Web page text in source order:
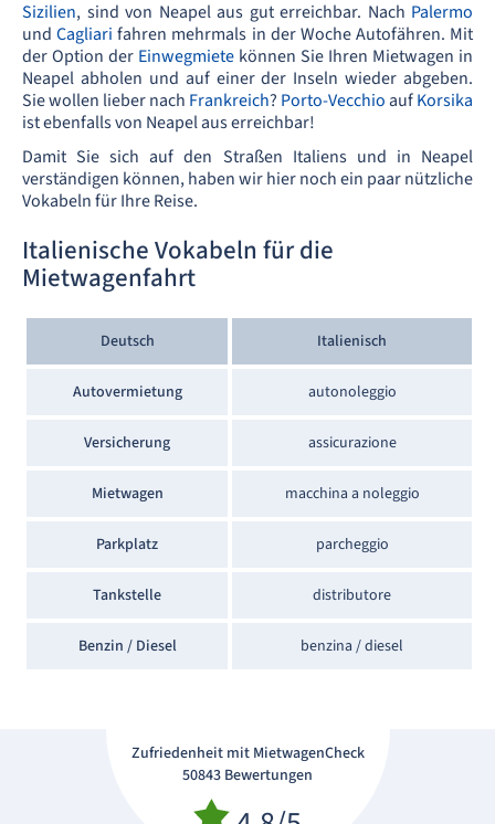
Sizilien, sind von Neapel aus gut erreichbar. Nach Palermo
undCagliari fahren mehrmals in der Woche Autofähren. Mit
der Option der Einwegmiete können Sie Ihren Mietwagen in
Neapel abholen und auf einer der Inseln wieder abgeben.
Sie wollen lieber nach Frankreich? Porto-VecchioaufKorsika
ist ebenfalls von Neapel aus erreichbar!
Damit Sie sich auf den Straßen Italiens und in Neapel
verständigen können, haben wir hier noch ein paar nützliche
Vokabeln für Ihre Reise.
Italienische Vokabeln für die
Mietwagenfahrt
Deutsch Italienisch
Autovermietung autonoleggio
Versicherung assicurazione
Mietwagen macchina a noleggio
Parkplatz parcheggio
Tankstelle distributore
Benzin / Diesel benzina / diesel
Zufriedenheit mit MietwagenCheck
50843 Bewertungen